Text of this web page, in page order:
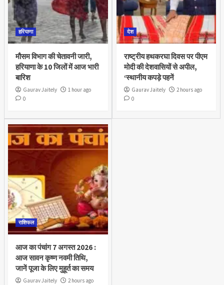
हरियाणा
मौसम विभाग की चेतावनी जारी,
हरियाणा के 10 जिलों में आज भारी
बारिश
Gaurav Jaitely
1 hour ago
0
देश
राष्ट्रीय हथकरघा दिवस पर पीएम
मोदी की देशवासियों से अपील,
‘स्थानीय कपड़े पहनें
Gaurav Jaitely
2 hours ago
0
राशिफल
आज का पंचांग 7 अगस्त 2026 :
आज सावन कृष्ण नवमी तिथि,
जानें पूजा के लिए मुहूर्त का समय
Gaurav Jaitely
2 hours ago